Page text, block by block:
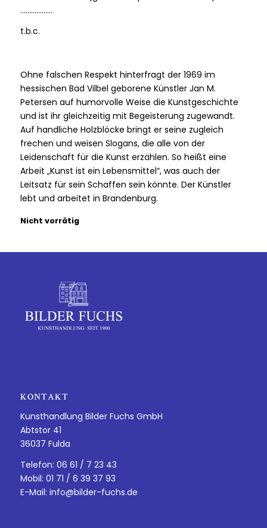
………………
t.b.c.
Ohne falschen Respekt hinterfragt der 1969 im
hessischen Bad Vilbel geborene Künstler Jan M.
Petersen auf humorvolle Weise die Kunstgeschichte
und ist ihr gleichzeitig mit Begeisterung zugewandt.
Auf handliche Holzblöcke bringt er seine zugleich
frechen und weisen Slogans, die alle von der
Leidenschaft für die Kunst erzählen. So heißt eine
Arbeit „Kunst ist ein Lebensmittel“, was auch der
Leitsatz für sein Schaffen sein könnte. Der Künstler
lebt und arbeitet in Brandenburg.
Nicht vorrätig
KONTAKT
Kunsthandlung Bilder Fuchs GmbH
Abtstor 41
36037 Fulda
Telefon: 06 61 / 7 23 43
Mobil: 01 71 / 6 39 37 93
E-Mail: info@bilder-fuchs.de